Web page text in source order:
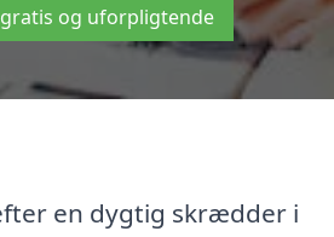
og uforpligtende
en dygtig skrædder i